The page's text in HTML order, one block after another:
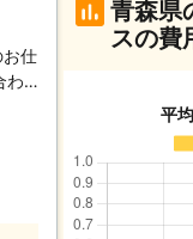
仕
わ
に
生
り
青森県
スの費
平